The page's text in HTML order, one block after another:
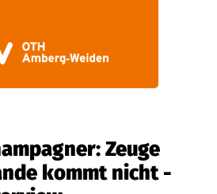
Zeuge
kommt nicht -